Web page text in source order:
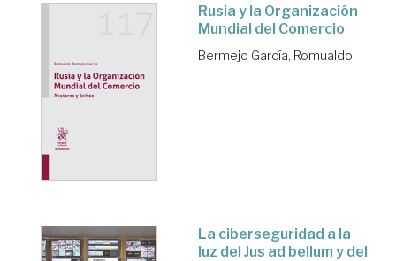
Rusia y la Organización
Mundial del Comercio
Bermejo García, Romualdo
La ciberseguridad a la
luz del Jus ad bellum y del